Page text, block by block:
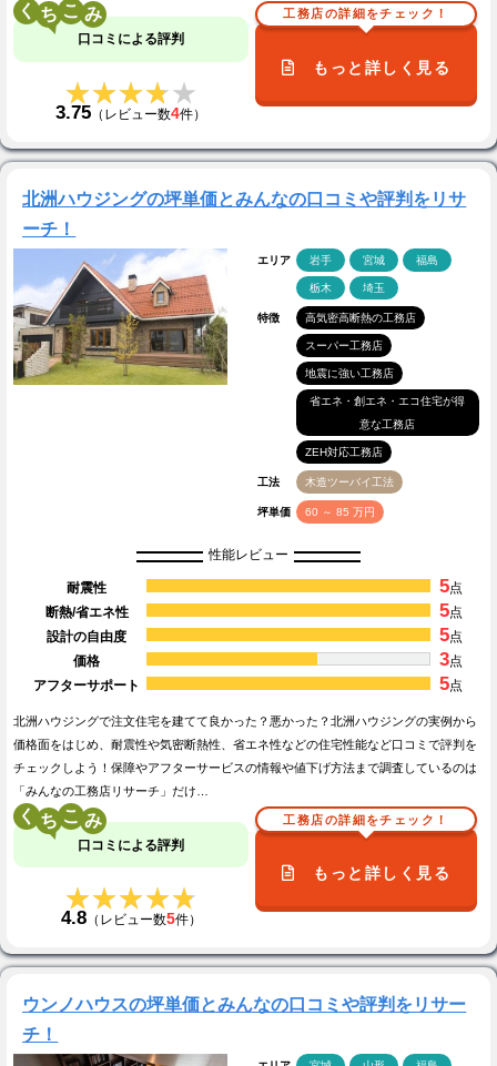
く こ
口コミによる評判
★★★★★
★★★★★
3.75 （レビュー数4件）
工務店の詳細をチェック！
もっと詳しく見る
北洲ハウジングの坪単価とみんなの口コミや評判をリサ
ーチ！
エリア 岩手 宮城 福島
栃木 埼玉
特徴 高気密高断熱の工務店
スーパー工務店
地震に強い工務店
省エネ・創エネ・エコ住宅が得
意な工務店
ZEH対応工務店
工法 木造ツーバイ工法
坪単価 60 ～ 85 万円
性能レビュー
耐震性 5点
断熱/省エネ性
5点
設計の自由度
5点
価格
3点
アフターサポート
5点
北洲ハウジングで注文住宅を建てて良かった？悪かった？北洲ハウジングの実例から
価格面をはじめ、耐震性や気密断熱性、省エネ性などの住宅性能など口コミで評判を
チェックしよう！保障やアフターサービスの情報や値下げ方法まで調査しているのは
「みんなの工務店リサーチ」だけ…
く こ
口コミによる評判
★★★★★
★★★★★
4.8（レビュー数5件）
工務店の詳細をチェック！
もっと詳しく見る
ウンノハウスの坪単価とみんなの口コミや評判をリサー
チ！